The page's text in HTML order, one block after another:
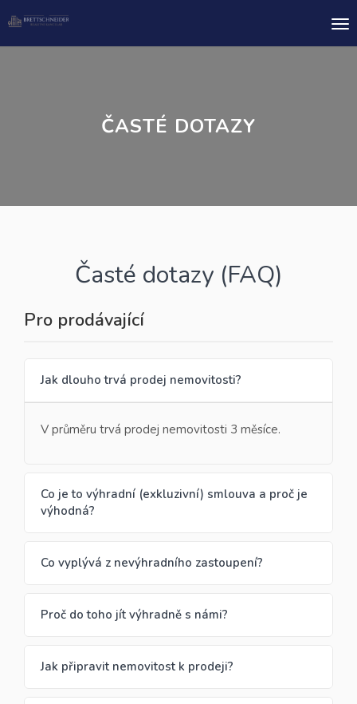
ČASTÉ DOTAZY
Časté dotazy (FAQ)
Pro prodávající
Jak dlouho trvá prodej nemovitosti?
V průměru trvá prodej nemovitosti 3 měsíce.
Co je to výhradní (exkluzivní) smlouva a proč je
výhodná?
Co vyplývá z nevýhradního zastoupení?
Proč do toho jít výhradně s námi?
Jak připravit nemovitost k prodeji?